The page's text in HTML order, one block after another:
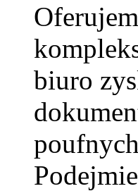
biuro